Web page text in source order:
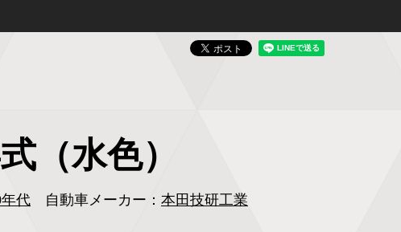
（水色）
代 自動車メーカー： 本田技研工業